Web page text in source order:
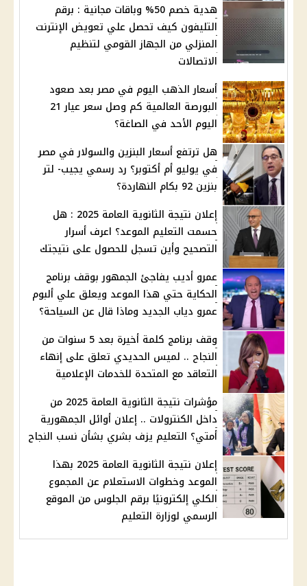
هدية خصم 50% وباقات مجانية : برقم
التليفون كيف تحصل علي تعويض الإنترنت
المنزلي من الجهاز القومي لتنظيم
الاتصالات
أسعار الذهب اليوم في مصر بعد صعود
البورصة العالمية كم وصل سعر عيار 21
اليوم الأحد في الصاغة؟
هل ترتفع أسعار البنزين والسولار في مصر
في يوليو أم أكتوبر؟ رد رسمي يجيب- لتر
بنزين 92 بكام النهاردة؟
إعلان نتيجة الثانوية العامة 2025 : هل
حسمت التعليم الموعد؟ اعرف أسرار
التصحيح وأين تسجل للحصول على نتيجتك
عمرو أديب يفاجئ الجمهور بوقف برنامج
الحكاية حتي هذا الموعد ويعلق علي ألبوم
عمرو دياب الجديد وماذا قال عن السياحة؟
وقف برنامج كلمة أخيرة بعد 5 سنوات من
النجاح .. لميس الحديدي تعلق على إنهاء
التعاقد مع المتحدة للخدمات الإعلامية
مؤشرات نتيجة الثانوية العامة 2025 من
داخل الكنترولات .. إعلان أوائل الجمهورية
أمتي؟ التعليم يزف بشري بشأن نسب النجاح
إعلان نتيجة الثانوية العامة 2025 بهذا
الموعد وخطوات الاستعلام عن المجموع
الكلي إلكترونيًا برقم الجلوس من الموقع
الرسمي لوزارة التعليم